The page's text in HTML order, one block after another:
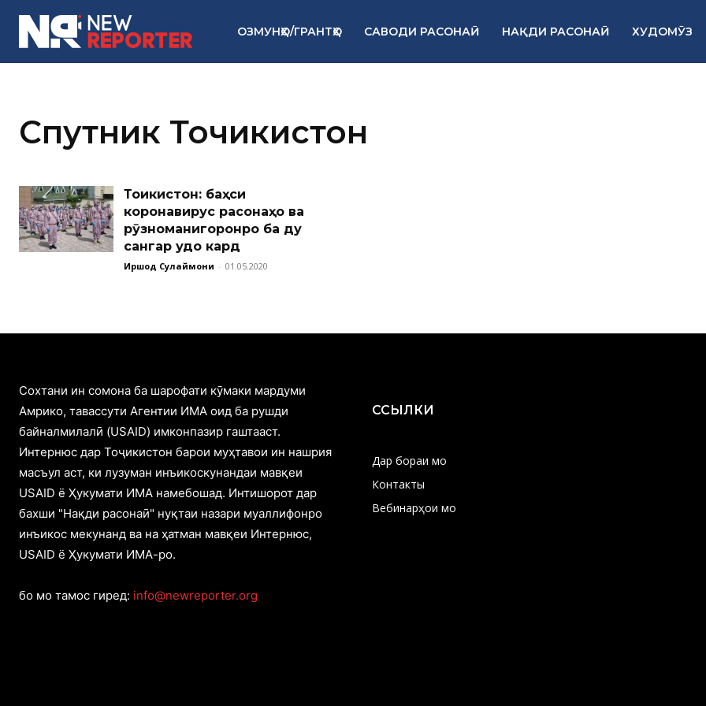
ОЗМУНҲО/ГРАНТҲО САВОДИ РАСОНАӢ НАҚДИ РАСОНАӢ ХУДОМӮЗ
Спутник Точикистон
Тоҷикистон: баҳси
коронавирус расонаҳо ва
рӯзноманигоронро ба ду
сангар ҷудо кард
Иршод Сулаймони - 01.05.2020
Cохтани ин сомона ба шарофати кӯмаки мардуми
Амрико, тавассути Агентии ИМА оид ба рушди
байналмилалӣ (USAID) имконпазир гаштааст.
Интернюс дар Тоҷикистон барои муҳтавои ин нашрия
масъул аст, ки лузуман инъикоскунандаи мавқеи
USAID ё Ҳукумати ИМА намебошад. Интишорот дар
бахши "Нақди расонаӣ" нуқтаи назари муаллифонро
инъикос мекунанд ва на ҳатман мавқеи Интернюс,
USAID ё Ҳукумати ИМА-ро.
бо мо тамос гиред: info@newreporter.org
ССЫЛКИ
Дар бораи мо
Контакты
Вебинарҳои мо